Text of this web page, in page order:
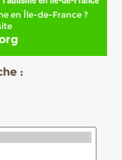
en Île-de-France ?
: